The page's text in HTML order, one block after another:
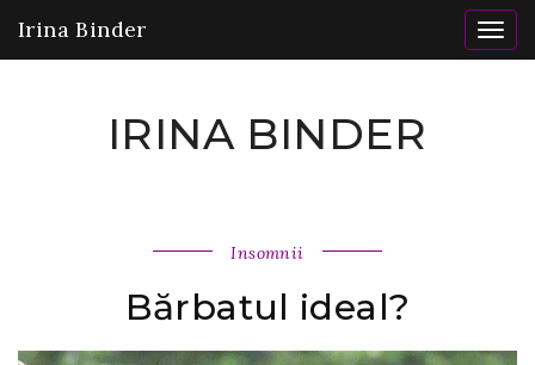
Irina Binder
IRINA BINDER
Insomnii
Bărbatul ideal?